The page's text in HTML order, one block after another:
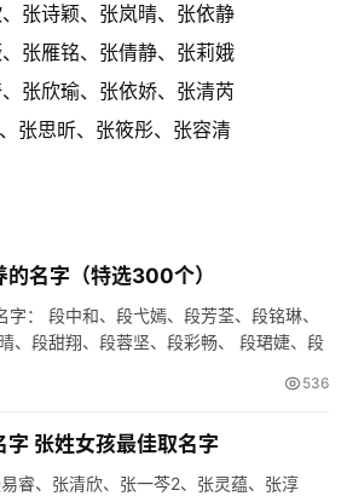
张诗颖、张岚晴、张依静
张雁铭、张倩静、张莉娥
张欣瑜、张依娇、张清芮
张思昕、张筱彤、张容清
名字（特选300个）
： 段中和、段弋嫣、段芳荃、段铭琳、
、段甜翔、段蓉坚、段彩畅、 段珺婕、段
536
张姓女孩最佳取名字
睿、张清欣、张一芩2、张灵蕴、张淳